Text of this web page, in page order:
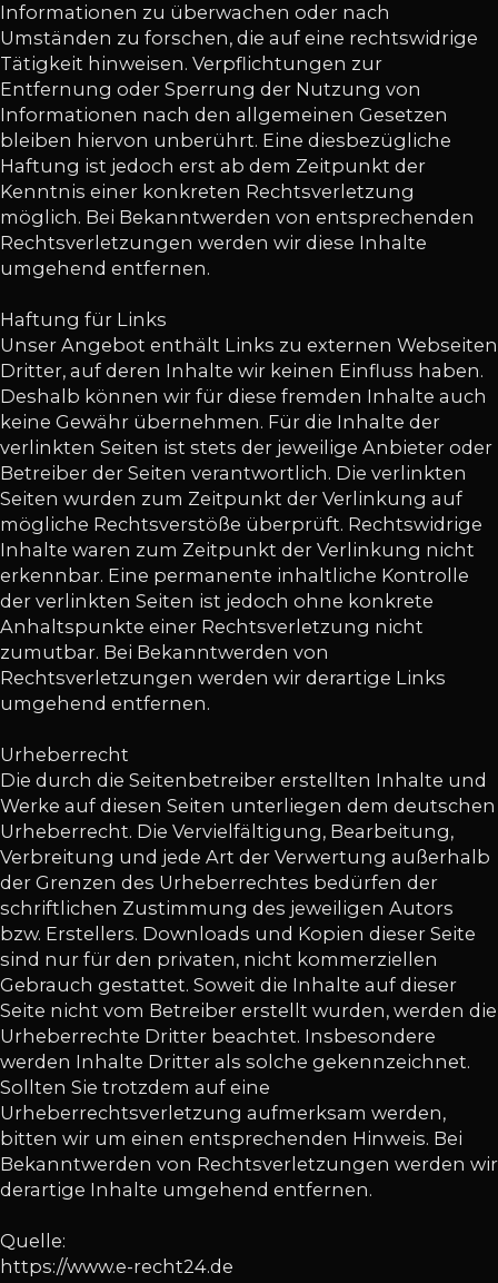
Informationen zu überwachen oder nach
Umständen zu forschen, die auf eine rechtswidrige
Tätigkeit hinweisen. Verpflichtungen zur
Entfernung oder Sperrung der Nutzung von
Informationen nach den allgemeinen Gesetzen
bleiben hiervon unberührt. Eine diesbezügliche
Haftung ist jedoch erst ab dem Zeitpunkt der
Kenntnis einer konkreten Rechtsverletzung
möglich. Bei Bekanntwerden von entsprechenden
Rechtsverletzungen werden wir diese Inhalte
umgehend entfernen.
Haftung für Links
Unser Angebot enthält Links zu externen Webseiten
Dritter, auf deren Inhalte wir keinen Einfluss haben.
Deshalb können wir für diese fremden Inhalte auch
keine Gewähr übernehmen. Für die Inhalte der
verlinkten Seiten ist stets der jeweilige Anbieter oder
Betreiber der Seiten verantwortlich. Die verlinkten
Seiten wurden zum Zeitpunkt der Verlinkung auf
mögliche Rechtsverstöße überprüft. Rechtswidrige
Inhalte waren zum Zeitpunkt der Verlinkung nicht
erkennbar. Eine permanente inhaltliche Kontrolle
der verlinkten Seiten ist jedoch ohne konkrete
Anhaltspunkte einer Rechtsverletzung nicht
zumutbar. Bei Bekanntwerden von
Rechtsverletzungen werden wir derartige Links
umgehend entfernen.
Urheberrecht
Die durch die Seitenbetreiber erstellten Inhalte und
Werke auf diesen Seiten unterliegen dem deutschen
Urheberrecht. Die Vervielfältigung, Bearbeitung,
Verbreitung und jede Art der Verwertung außerhalb
der Grenzen des Urheberrechtes bedürfen der
schriftlichen Zustimmung des jeweiligen Autors
bzw. Erstellers. Downloads und Kopien dieser Seite
sind nur für den privaten, nicht kommerziellen
Gebrauch gestattet. Soweit die Inhalte auf dieser
Seite nicht vom Betreiber erstellt wurden, werden die
Urheberrechte Dritter beachtet. Insbesondere
werden Inhalte Dritter als solche gekennzeichnet.
Sollten Sie trotzdem auf eine
Urheberrechtsverletzung aufmerksam werden,
bitten wir um einen entsprechenden Hinweis. Bei
Bekanntwerden von Rechtsverletzungen werden wir
derartige Inhalte umgehend entfernen.
Quelle:
https://www.e-recht24.de